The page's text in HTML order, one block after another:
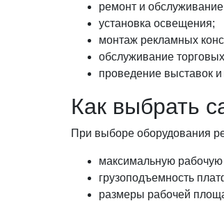
ремонт и
установка освещения;
монтаж рекламных
обслуживание
проведение выставок
Как выбрать
При выборе оборудования
максимальную рабочую
грузоподъемность
размеры рабочей